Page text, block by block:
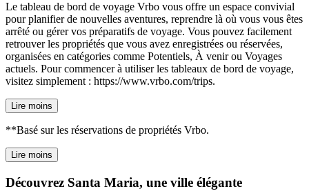
Le tableau de bord de voyage Vrbo vous offre un espace convivial
pour planifier de nouvelles aventures, reprendre là où vous vous êtes
arrêté ou gérer vos préparatifs de voyage. Vous pouvez facilement
retrouver les propriétés que vous avez enregistrées ou réservées,
organisées en catégories comme Potentiels, À venir ou Voyages
actuels. Pour commencer à utiliser les tableaux de bord de voyage,
visitez simplement : https://www.vrbo.com/trips.
Lire moins
**Basé sur les réservations de propriétés Vrbo.
Lire moins
Découvrez Santa Maria, une ville élégante